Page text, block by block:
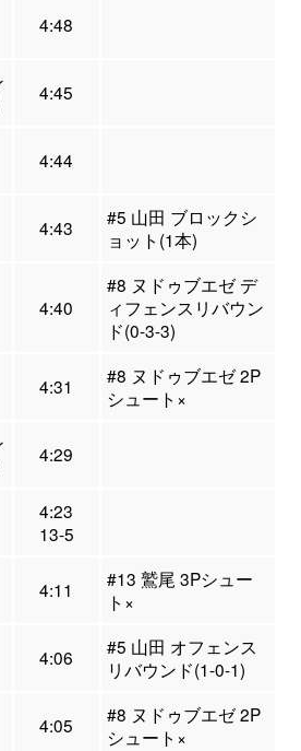
4:48
4:45
4:44
4:43
#5 山田 ブロックシ
ョット(1本)
4:40
#8 ヌドゥブエゼ デ
ィフェンスリバウン
ド(0-3-3)
4:31
#8 ヌドゥブエゼ 2P
シュート×
4:29
4:23
13-5
4:11
#13 鷲尾 3Pシュー
ト×
4:06
#5 山田 オフェンス
リバウンド(1-0-1)
4:05
#8 ヌドゥブエゼ 2P
シュート×